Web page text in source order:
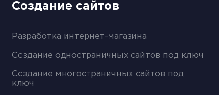
Создание сайтов
Разработка интернет-магазина
Создание одностраничных сайтов под ключ
Создание многостраничных сайтов под
ключ